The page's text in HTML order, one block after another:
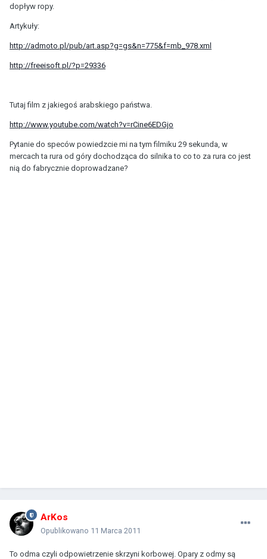
dopływ ropy.
Artykuły:
http://admoto.pl/pub/art.asp?g=gs&n=775&f=mb_978.xml
http://freeisoft.pl/?p=29336
Tutaj film z jakiegoś arabskiego państwa.
http://www.youtube.com/watch?v=rCine6EDGjo
Pytanie do speców powiedzcie mi na tym filmiku 29 sekunda, w
mercach ta rura od góry dochodząca do silnika to co to za rura co jest
nią do fabrycznie doprowadzane?
ArKos
Opublikowano 11 Marca 2011
To odma czyli odpowietrzenie skrzyni korbowej. Opary z odmy są